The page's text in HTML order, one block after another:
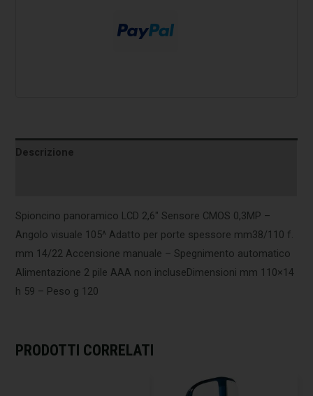
Descrizione
Spioncino panoramico LCD 2,6″ Sensore CMOS 0,3MP –
Angolo visuale 105^ Adatto per porte spessore mm38/110 f.
mm 14/22 Accensione manuale – Spegnimento automatico
Alimentazione 2 pile AAA non incluseDimensioni mm 110×14
h 59 – Peso g 120
PRODOTTI CORRELATI